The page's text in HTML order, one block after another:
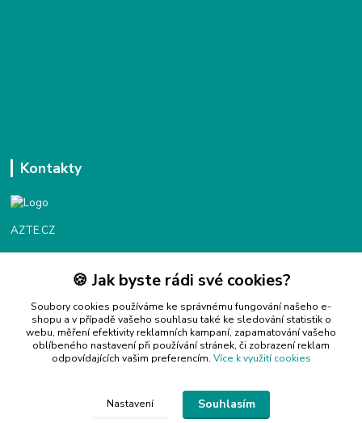
Kontakty
AZTE.CZ
Objednávky / fakturace
Po - Čt 9:00 - 16:00
Info@azte.cz
🍪 Jak byste rádi své cookies?
Soubory cookies používáme ke správnému fungování našeho e-
shopu a v případě vašeho souhlasu také ke sledování statistik o
webu, měření efektivity reklamních kampaní, zapamatování vašeho
oblíbeného nastavení při používání stránek, či zobrazení reklam
odpovídajících vašim preferencím. Více k využití cookies
Nastavení Souhlasím